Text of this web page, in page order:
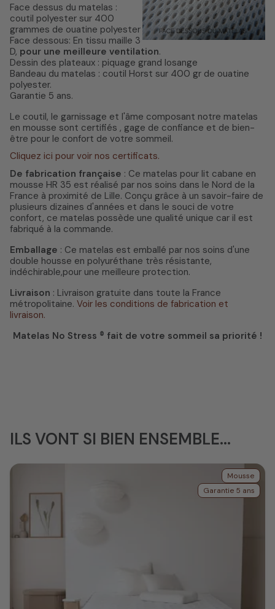
Face dessus du matelas :
coutil polyester sur 400
grammes de ouatine polyester
Face dessous: En tissu maille 3
D, pour une meilleure ventilation.
Dessin des plateaux : piquage grand losange
Bandeau du matelas : coutil Horst sur 400 gr de ouatine
polyester.
Garantie 5 ans.
Le coutil, le garnissage et l'âme composant notre matelas
en mousse sont certifiés , gage de confiance et de bien-
être pour le confort de votre sommeil.
Cliquez ici pour voir nos certificats.
De fabrication française : Ce matelas pour lit cabane en
mousse HR 35 est réalisé par nos soins dans le Nord de la
France à proximité de Lille. Conçu grâce à un savoir-faire de
plusieurs dizaines d'années et dans le souci de votre
confort, ce matelas possède une qualité unique car il est
fabriqué à la commande.
Emballage : Ce matelas est emballé par nos soins d'une
double housse en polyuréthane très résistante,
indéchirable,pour une meilleure protection.
Livraison : Livraison gratuite dans toute la France
métropolitaine. Voir les conditions de fabrication et
livraison.
Matelas No Stress ® fait de votre sommeil sa priorité !
ILS VONT SI BIEN ENSEMBLE...
Mousse
Garantie 5 ans